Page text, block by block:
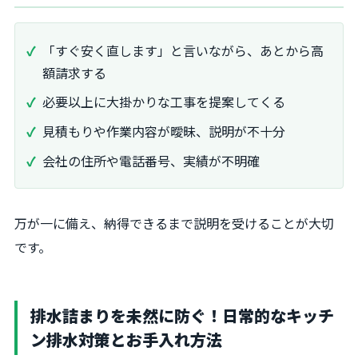
「すぐ安く直します」と言いながら、あとから高
額請求する
必要以上に大掛かりな工事を提案してくる
見積もりや作業内容が曖昧、説明が不十分
会社の住所や電話番号、実績が不明確
万が一に備え、納得できるまで説明を受けることが大切
です。
排水詰まりを未然に防ぐ！日常的なキッチ
ン排水対策とお手入れ方法